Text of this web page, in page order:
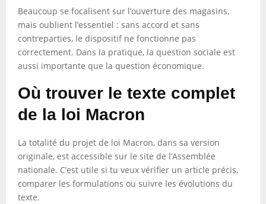
Beaucoup se focalisent sur l’ouverture des magasins,
mais oublient l’essentiel : sans accord et sans
contreparties, le dispositif ne fonctionne pas
correctement. Dans la pratique, la question sociale est
aussi importante que la question économique.
Où trouver le texte complet
de la loi Macron
La totalité du projet de loi Macron, dans sa version
originale, est accessible sur le site de l’Assemblée
nationale. C’est utile si tu veux vérifier un article précis,
comparer les formulations ou suivre les évolutions du
texte.